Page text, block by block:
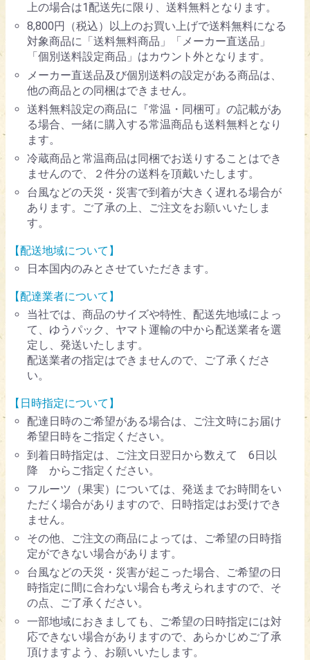
上の場合は1配送先に限り、送料無料となります。
8,800円（税込）以上のお買い上げで送料無料になる
対象商品に「送料無料商品」「メーカー直送品」
「個別送料設定商品」はカウント外となります。
メーカー直送品及び個別送料の設定がある商品は、
他の商品との同梱はできません。
送料無料設定の商品に『常温・同梱可』の記載があ
る場合、一緒に購入する常温商品も送料無料となり
ます。
冷蔵商品と常温商品は同梱でお送りすることはでき
ませんので、２件分の送料を頂戴いたします。
台風などの天災・災害で到着が大きく遅れる場合が
あります。ご了承の上、ご注文をお願いいたしま
す。
【配送地域について】
日本国内のみとさせていただきます。
【配達業者について】
当社では、商品のサイズや特性、配送先地域によっ
て、ゆうパック、ヤマト運輸の中から配送業者を選
定し、発送いたします。
配送業者の指定はできませんので、ご了承くださ
い。
【日時指定について】
配達日時のご希望がある場合は、ご注文時にお届け
希望日時をご指定ください。
到着日時指定は、ご注文日翌日から数えて 6日以
降 からご指定ください。
フルーツ（果実）については、発送までお時間をい
ただく場合がありますので、日時指定はお受けでき
ません。
その他、ご注文の商品によっては、ご希望の日時指
定ができない場合があります。
台風などの天災・災害が起こった場合、ご希望の日
時指定に間に合わない場合も考えられますので、そ
の点、ご了承ください。
一部地域におきましても、ご希望の日時指定には対
応できない場合がありますので、あらかじめご了承
頂けますよう、お願いいたします。